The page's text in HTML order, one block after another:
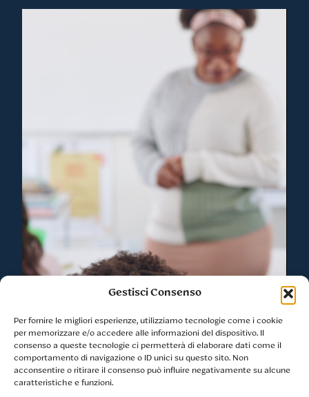
Gestisci Consenso
Per fornire le migliori esperienze, utilizziamo tecnologie come i cookie
per memorizzare e/o accedere alle informazioni del dispositivo. Il
consenso a queste tecnologie ci permetterà di elaborare dati come il
comportamento di navigazione o ID unici su questo sito. Non
acconsentire o ritirare il consenso può influire negativamente su alcune
caratteristiche e funzioni.